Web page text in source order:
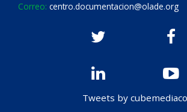
Correo: centro.documentacion@olade.org
Tweets by cubemediaco